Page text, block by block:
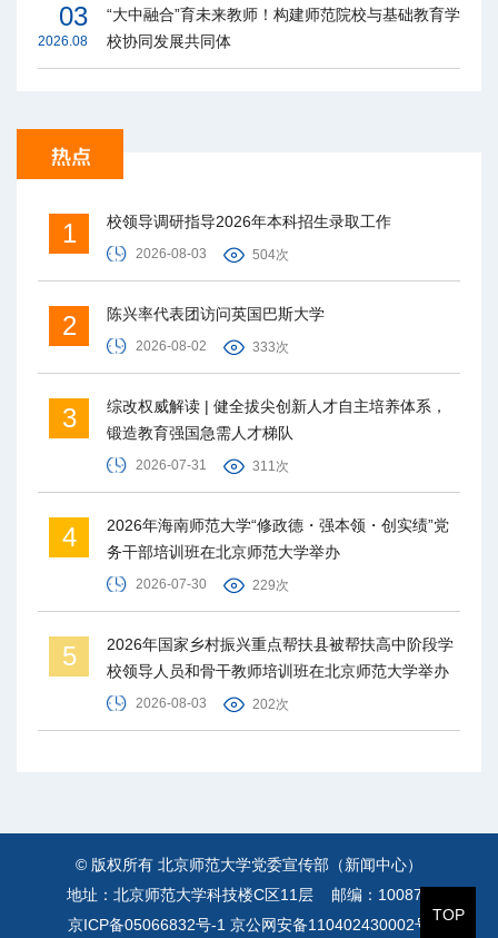
03
2026.08
“大中融合”育未来教师！构建师范院校与基础教育学
校协同发展共同体
1 校领导调研指导2026年本科招生录取工作
2026-08-03 504次
2 陈兴率代表团访问英国巴斯大学
2026-08-02 333次
3
综改权威解读 | 健全拔尖创新人才自主培养体系，
锻造教育强国急需人才梯队
2026-07-31 311次
4
2026年海南师范大学“修政德・强本领・创实绩”党
务干部培训班在北京师范大学举办
2026-07-30 229次
5
2026年国家乡村振兴重点帮扶县被帮扶高中阶段学
校领导人员和骨干教师培训班在北京师范大学举办
2026-08-03 202次
TOP
© 版权所有 北京师范大学党委宣传部（新闻中心）
地址：北京师范大学科技楼C区11层 邮编：100875
京ICP备05066832号-1 京公网安备110402430002号